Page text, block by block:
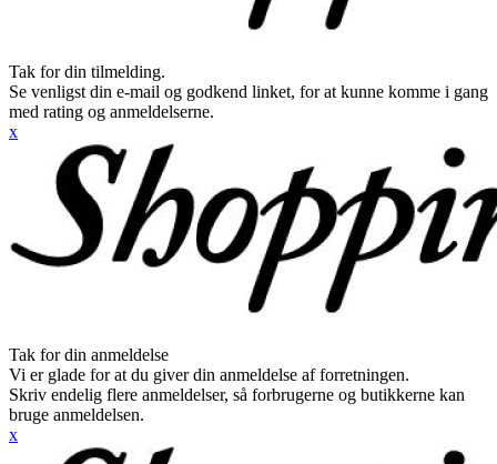
Tak for din tilmelding.
Se venligst din e-mail og godkend linket, for at kunne komme i gang
med rating og anmeldelserne.
x
Tak for din anmeldelse
Vi er glade for at du giver din anmeldelse af forretningen.
Skriv endelig flere anmeldelser, så forbrugerne og butikkerne kan
bruge anmeldelsen.
x